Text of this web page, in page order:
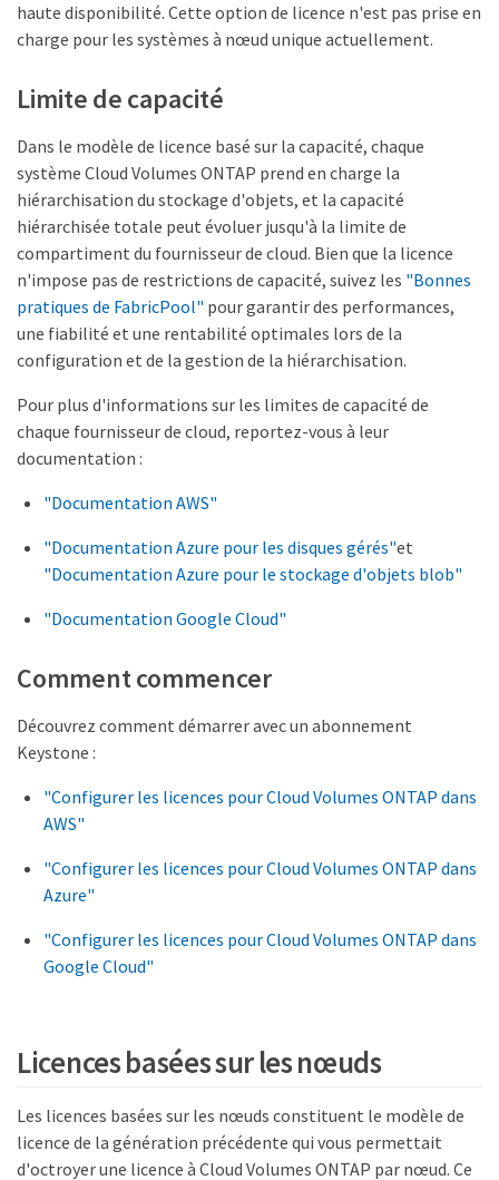
haute disponibilité. Cette option de licence n'est pas prise en
charge pour les systèmes à nœud unique actuellement.
Limite de capacité
Dans le modèle de licence basé sur la capacité, chaque
système Cloud Volumes ONTAP prend en charge la
hiérarchisation du stockage d'objets, et la capacité
hiérarchisée totale peut évoluer jusqu'à la limite de
compartiment du fournisseur de cloud. Bien que la licence
n'impose pas de restrictions de capacité, suivez les "Bonnes
pratiques de FabricPool" pour garantir des performances,
une fiabilité et une rentabilité optimales lors de la
configuration et de la gestion de la hiérarchisation.
Pour plus d'informations sur les limites de capacité de
chaque fournisseur de cloud, reportez-vous à leur
documentation :
"Documentation AWS"
"Documentation Azure pour les disques gérés"et
"Documentation Azure pour le stockage d'objets blob"
"Documentation Google Cloud"
Comment commencer
Découvrez comment démarrer avec un abonnement
Keystone :
"Configurer les licences pour Cloud Volumes ONTAP dans
AWS"
"Configurer les licences pour Cloud Volumes ONTAP dans
Azure"
"Configurer les licences pour Cloud Volumes ONTAP dans
Google Cloud"
Licences basées sur les nœuds
Les licences basées sur les nœuds constituent le modèle de
licence de la génération précédente qui vous permettait
d'octroyer une licence à Cloud Volumes ONTAP par nœud. Ce